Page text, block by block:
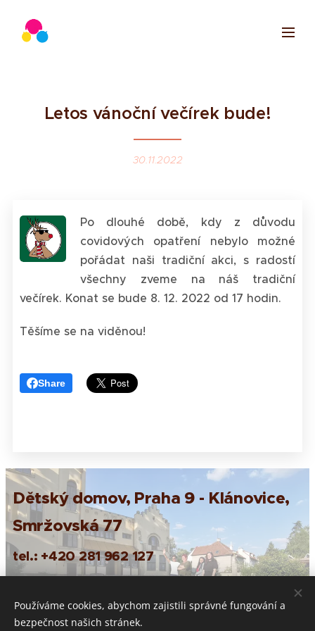
Letos vánoční večírek bude!
30.11.2022
Po dlouhé době, kdy z důvodu
covidových opatření nebylo možné
pořádat naši tradiční akci, s radostí
všechny zveme na náš tradiční
večírek. Konat se bude 8. 12. 2022 od 17 hodin.
Těšíme se na viděnou!
Share
Dětský domov, Praha 9 - Klánovice,
Smržovská 77
tel.: +420 281 962 127
ID datovéschránky:zt62qh7
Používáme cookies, abychom zajistili správné fungování a
bezpečnost našich stránek.